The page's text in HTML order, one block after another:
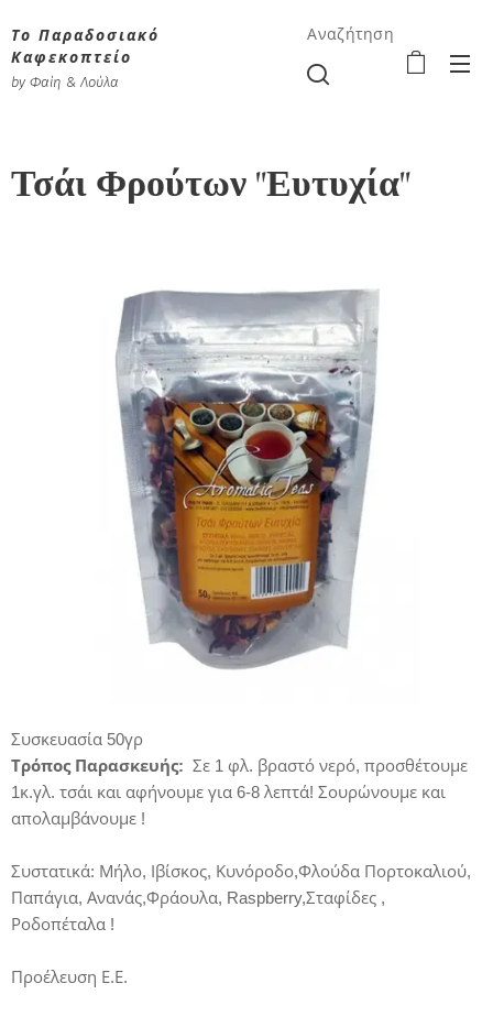
Το Παραδοσιακό
Καφεκοπτείο
by Φαίη & Λούλα
Αναζήτηση
Τσάι Φρούτων "Ευτυχία"
Συσκευασία 50γρ
Τρόπος Παρασκευής: Σε 1 φλ. βραστό νερό, προσθέτουμε
1κ.γλ. τσάι και αφήνουμε για 6-8 λεπτά! Σουρώνουμε και
απολαμβάνουμε !
Συστατικά: Μήλο, Ιβίσκος, Κυνόροδο,Φλούδα Πορτοκαλιού,
Παπάγια, Ανανάς,Φράουλα, Raspberry,Σταφίδες ,
Ροδοπέταλα !
Προέλευση Ε.Ε.